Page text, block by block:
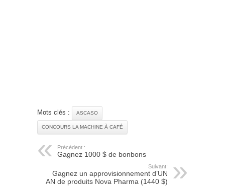
Mots clés : ASCASO
CONCOURS LA MACHINE À CAFÉ
Précédent :
Gagnez 1000 $ de bonbons
Suivant:
Gagnez un approvisionnement d’UN
AN de produits Nova Pharma (1440 $)